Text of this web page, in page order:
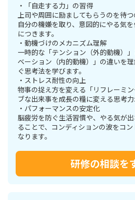
・「自走する力」の習得
上司や周囲に励ましてもらうのを待
自分の機嫌を取り、意図的にやる気
につきます。
・動機づけのメカニズム理解
一時的な「テンション（外的動機）
ベーション（内的動機）」の違いを
ぐ思考法を学びます。
・ストレス耐性の向上
物事の捉え方を変える「リフレーミ
ブな出来事を成長の糧に変える思考力
・パフォーマンスの安定化
脳疲労を防ぐ生活習慣や、やる気が
ることで、コンディションの波をコ
なります。
研修の相談を